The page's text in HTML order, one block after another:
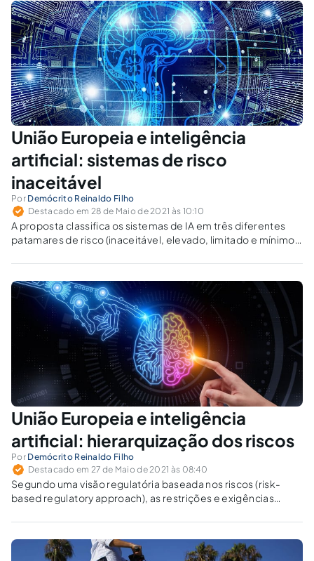
União Europeia e inteligência
artificial: sistemas de risco
inaceitável
Por Demócrito Reinaldo Filho
Destacado em 28 de Maio de 2021 às 10:10
A proposta classifica os sistemas de IA em três diferentes
patamares de risco (inaceitável, elevado, limitado e mínimo)
fundamentais.
União Europeia e inteligência
artificial: hierarquização dos riscos
Por Demócrito Reinaldo Filho
Destacado em 27 de Maio de 2021 às 08:40
Segundo uma visão regulatória baseada nos riscos (risk-
based regulatory approach), as restrições e exigências
sistemas de IA possam oferecer a direitos e garantias
fundamentais dos indivíduos.